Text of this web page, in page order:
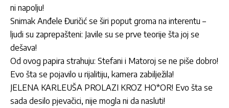
ni napolju!
Snimak Anđele Đuričić se širi poput groma na interentu –
ljudi su zaprepašteni: Javile su se prve teorije šta joj se
dešava!
Od ovog papira strahuju: Stefani i Matoroj se ne piše dobro!
Evo šta se pojavilo u rijalitiju, kamera zabilježila!
JELENA KARLEUŠA PROLAZI KROZ HO*OR! Evo šta se
sada desilo pjevačici, nije mogla ni da nasluti!